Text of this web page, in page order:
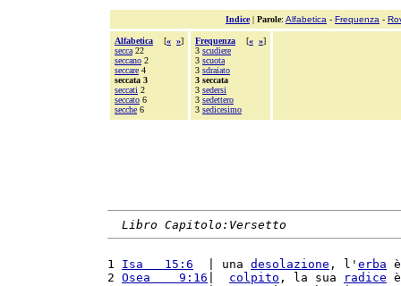
Indice| Parole: Alfabetica - Frequenza -
Alfabetica [« »]
secca 22
seccano 2
seccare 4
seccata 3
seccati 2
seccato 6
secche 6
Frequenza [« »]
3 scudiere
3 scuota
3 sdraiato
3 seccata
3 sedersi
3 sedettero
3 sedicesimo
Libro Capitolo:Versetto
1 Isa   15:6
  | una
desolazione , l' erba
2 Osea    9:16 colpito , la sua radice